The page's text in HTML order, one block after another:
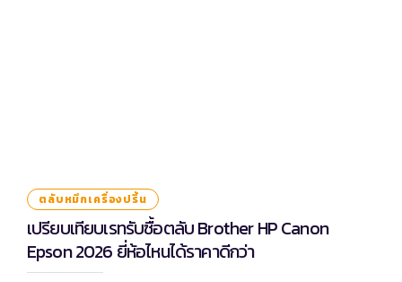
ตลับหมึกเครื่องปริ้น
เปรียบเทียบเรทรับซื้อตลับ Brother HP Canon
Epson 2026 ยี่ห้อไหนได้ราคาดีกว่า